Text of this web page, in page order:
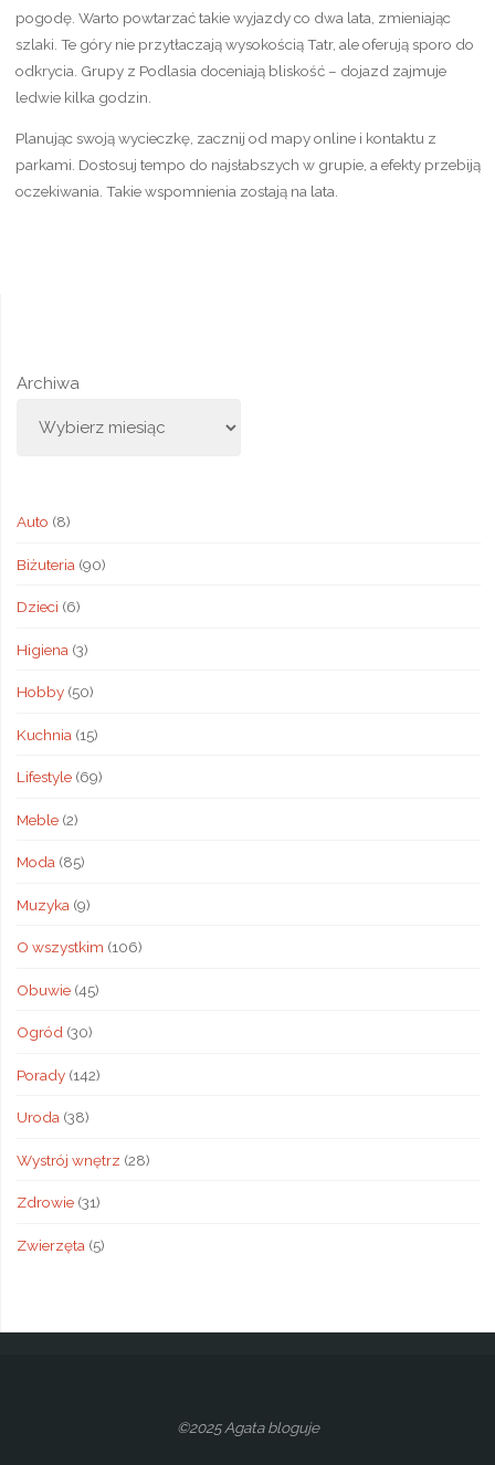
pogodę. Warto powtarzać takie wyjazdy co dwa lata, zmieniając
szlaki. Te góry nie przytłaczają wysokością Tatr, ale oferują sporo do
odkrycia. Grupy z Podlasia doceniają bliskość – dojazd zajmuje
ledwie kilka godzin.
Planując swoją wycieczkę, zacznij od mapy online i kontaktu z
parkami. Dostosuj tempo do najsłabszych w grupie, a efekty przebiją
oczekiwania. Takie wspomnienia zostają na lata.
Archiwa
Auto (8)
Biżuteria (90)
Dzieci (6)
Higiena (3)
Hobby(50)
Kuchnia (15)
Lifestyle(69)
Meble(2)
Moda (85)
Muzyka (9)
O wszystkim (106)
Obuwie(45)
Ogród (30)
Porady(142)
Uroda (38)
Wystrój wnętrz (28)
Zdrowie(31)
Zwierzęta (5)
©2025 Agata bloguje